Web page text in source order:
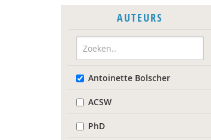
AUTEURS
Antoinette Bolscher
ACSW
PhD